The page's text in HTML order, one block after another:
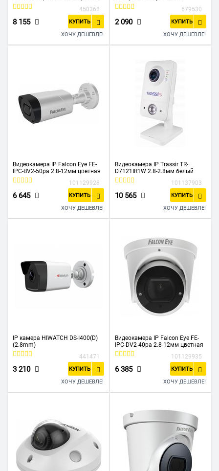
450368
8 155 КУПИТЬ
ХОЧУ ДЕШЕВЛЕ!
679530
2 090 КУПИТЬ
ХОЧУ ДЕШЕВЛЕ!
Видеокамера IP Falcon Eye FE-
IPC-BV2-50pa 2.8-12мм цветная
101129928
6 645 КУПИТЬ
ХОЧУ ДЕШЕВЛЕ!
Видеокамера IP Trassir TR-
D7121IR1W 2.8-2.8мм белый
101137903
10 565 КУПИТЬ
ХОЧУ ДЕШЕВЛЕ!
IP камера HIWATCH DS-I400(D)
(2.8mm)
441471
3 210 КУПИТЬ
ХОЧУ ДЕШЕВЛЕ!
Видеокамера IP Falcon Eye FE-
IPC-DV2-40pa 2.8-12мм цветная
101129935
6 385 КУПИТЬ
ХОЧУ ДЕШЕВЛЕ!